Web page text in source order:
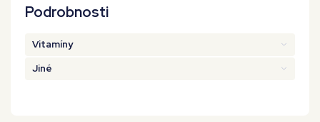
Podrobnosti
Vitamíny
Jiné